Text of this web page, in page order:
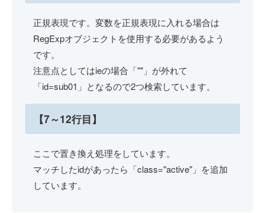
正規表現です。変数を正規表現に入れる場合は
RegExpオブジェクトを使用する必要があるよう
です。
注意点としてはieの場合「""」が外れて
「id=sub01」となるので2つ検索しています。
【7～12行目】
ここで置き換え処理をしています。
マッチしたidがあったら「class="active"」を追加
しています。